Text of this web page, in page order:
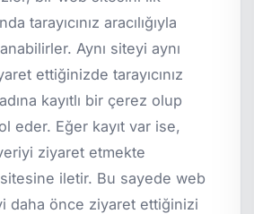
tarayıcınız aracılığıyla
Aynı siteyi aynı
ettiğinizde tarayıcınız
kayıtlı bir çerez olup
eder. Eğer kayıt var ise,
ziyaret etmekte
iletir. Bu sayede web
daha önce ziyaret ettiğinizi